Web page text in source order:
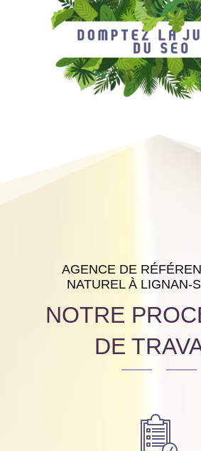
AGENCE DE
NATUREL À LIGNAN-
NOTRE
DE